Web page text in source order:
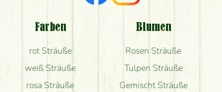
Welche Rückmeldungen bekomme ich zum
Blumenversand?
Bekomme ich wirklich, was auf dem Bild zu sehen
Farben
rot Sträuße
weiß Sträuße
rosa Sträuße
Blumen
Rosen Sträuße
Tulpen Sträuße
Gemischt Sträuße